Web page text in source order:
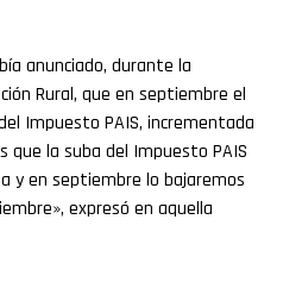
anunciado, durante la
Rural, que en septiembre el
Impuesto PAIS, incrementada
que la suba del Impuesto PAIS
y en septiembre lo bajaremos
expresó en aquella